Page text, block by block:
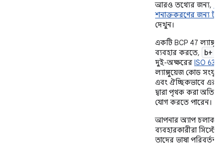
আরও তথ্যের জন্য,
শনাক্তকরণের জন্য
দেখুন।
একটি BCP 47
ব্যবহার করতে,
b+
দুই-অক্ষরের ISO
ল্যাঙ্গুয়েজ কোড
এবং ঐচ্ছিকভাবে এর
দ্বারা পৃথক করা
যোগ করতে পারেন।
আপনার অ্যাপ
ব্যবহারকারীরা
তাদের ভাষা